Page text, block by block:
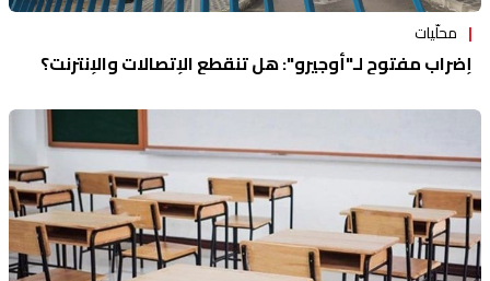
محلّيات
إضراب مفتوح لـ"أوجيرو": هل تنقطع الإتصالات والإنترنت؟